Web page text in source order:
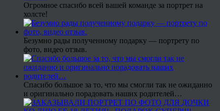
Огромное спасибо всей вашей команде за портрет на
холсте!
Безумно рады полученному подарку — портрету по
фото, видео отзыв.
Спасибо большое за то, что мы смогли так не ожиданно
и оригинально порадовать наших родителей…